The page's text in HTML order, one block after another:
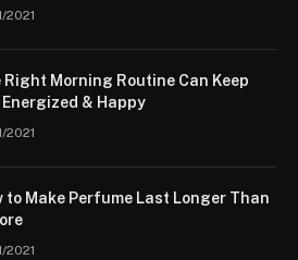
2021
Right Morning Routine Can Keep
Energized & Happy
2021
to Make Perfume Last Longer Than
2021